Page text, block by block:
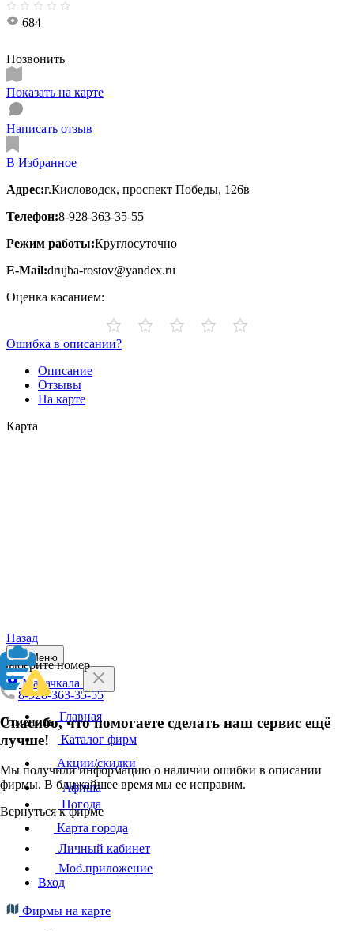
684
Позвонить
Показать на карте
Написать отзыв
В Избранное
Адрес:г.Кисловодск, проспект Победы, 126в
Телефон:8-928-363-35-55
Режим работы:Круглосуточно
E-Mail:drujba-rostov@yandex.ru
Оценка касанием:
Ошибка в описании?
Описание
Отзывы
На карте
Карта
Назад
Выберите номер
8-928-363-35-55
Отменить
Спасибо, что помогаете сделать наш сервис ещё
лучше!
Мы получили информацию о наличии ошибки в описании
фирмы. В ближайшее время мы ее исправим.
Вернуться к фирме
Меню
Махачкала
Главная
Каталог фирм
Акции/скидки
Афиша
Погода
Карта города
Личный кабинет
Моб.приложение
Вход
Фирмы на карте